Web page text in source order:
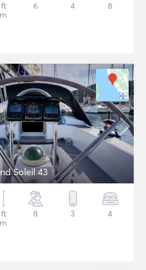
ft
6 4 8
Soleil 43
ft
8 3 4